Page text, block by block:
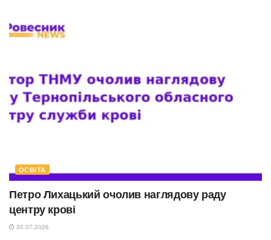
ОСВІТА
Петро Лихацький очолив наглядову раду
центру крові
30.07.2026